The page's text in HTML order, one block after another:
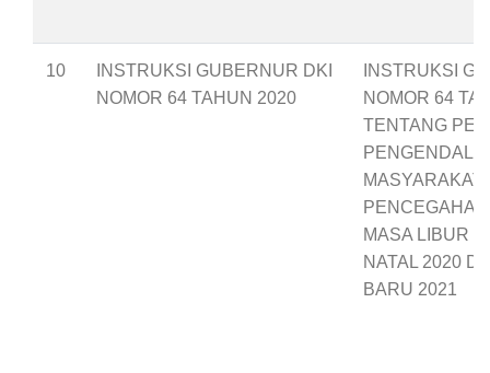
10
INSTRUKSI GUBERNUR DKI
NOMOR 64 TAHUN 2020
INSTRUKSI
NOMOR 64
TENTANG
MASYARAKAT
MASA LIBUR
NATAL 2020
BARU 2021